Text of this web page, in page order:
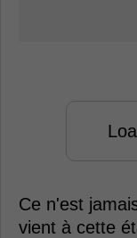
Ce n'est
vient à cette